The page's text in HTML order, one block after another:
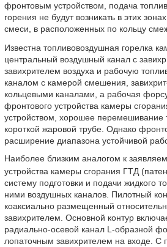
фронтовым устройством, подача
горения не будут возникать в этих
смеси, в расположенных по кольцу
Известна топливовоздушная горелка
центральный воздушный канал с
завихрителем воздуха и рабочую
каналом с камерой смешения,
кольцевыми каналами, а рабочая
фронтового устройства камеры
устройством, хорошее перемешивание
короткой жаровой трубе. Однако
расширение диапазона устойчивой
Наиболее близким аналогом к
устройства камеры сгорания ГТД
систему подготовки и подачи жидкого
ними воздушных каналов. Пилотный
коаксиально размещенный
завихрителем. Основной контур
радиально-осевой канал L-образной
лопаточным завихрителем на входе. С